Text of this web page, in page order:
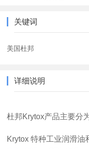
关键词
美国杜邦
详细说明
杜邦Krytox产品主要分
Krytox 特种工业润滑油